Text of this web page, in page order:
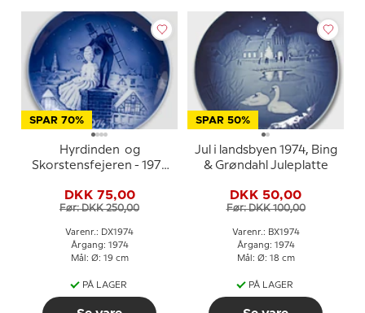
SPAR 70%
Hyrdinden og
Skorstensfejeren - 1974
Juleplatte
DKK 75,00
Før: DKK 250,00
Varenr.: DX1974
Årgang: 1974
Mål: Ø: 19 cm
PÅ LAGER
SPAR 50%
Jul i landsbyen 1974, Bing
& Grøndahl Juleplatte
DKK 50,00
Før: DKK 100,00
Varenr.: BX1974
Årgang: 1974
Mål: Ø: 18 cm
PÅ LAGER